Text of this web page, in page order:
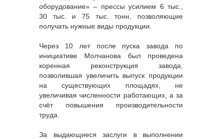
оборудование» – прессы усилием 6 тыс.,
30 тыс. и 75 тыс. тонн, позволяющие
получать нужные виды продукции.
Через 10 лет после пуска завода по
инициативе Молчанова был проведена
коренная реконструкция завода,
позволившая увеличить выпуск продукции
на существующих площадях, не
увеличивая численности работающих, а за
счёт повышения производительности
труда.
За выдающиеся заслуги в выполнении